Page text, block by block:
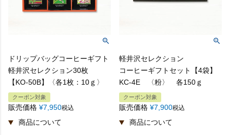
B.結び切り
B.結び切り
贈りたい相手先に納品書を入れないでほしいのです
が。
A：
み、送付しております。
ドリップバッグコーヒーギフト
軽井沢セレクション30枚
【KO-50B】〈各1枚：10ｇ〉
クーポン対象
販売価格 ¥7,950税込
軽井沢セレクション
コーヒーギフトセット【4袋】
KC-4E 〈粉〉 各150ｇ
クーポン対象
販売価格 ¥7,900税込